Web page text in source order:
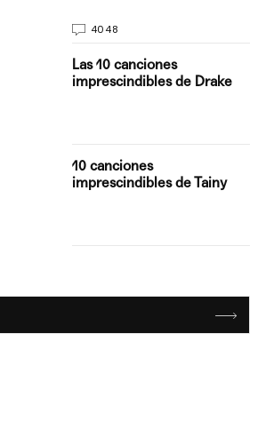
4048
Las 10 canciones
imprescindibles de Drake
10 canciones
imprescindibles de Tainy